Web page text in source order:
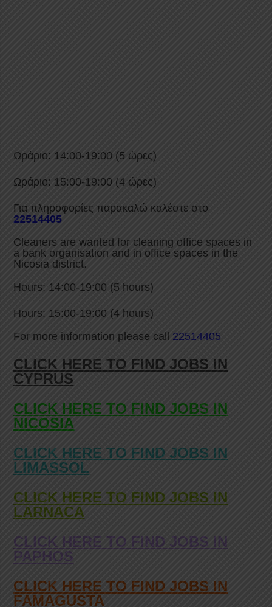
Ωράριο: 14:00-19:00 (5 ώρες)
Ωράριο: 15:00-19:00 (4 ώρες)
Για πληροφορίες παρακαλώ καλέστε στο
22514405
Cleaners are wanted for cleaning office spaces in
a bank organisation and in office spaces in the
Nicosia district.
Hours: 14:00-19:00 (5 hours)
Hours: 15:00-19:00 (4 hours)
For more information please call 22514405
CLICK HERE TO FIND JOBS IN
CYPRUS
CLICK HERE TO FIND JOBS IN
NICOSIA
CLICK HERE TO FIND JOBS IN
LIMASSOL
CLICK HERE TO FIND JOBS IN
LARNACA
CLICK HERE TO FIND JOBS IN
PAPHOS
CLICK HERE TO FIND JOBS IN
FAMAGUSTA